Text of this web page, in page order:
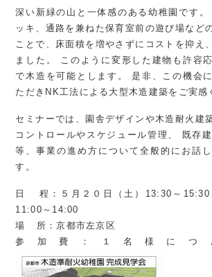
深い新緑の山と一体感のある幼稚園です。
ッキ、通路を兼ねた保育室前の遊び場など
ことで、床面積を増やさずにコストを抑え
ました。 このように変形した建物も許容
で木造を可能とします。
是非、この機会
ただきNK工法による大型木造建築をご実感
セミナーでは、園舎デザインや木造耐火建
コントロールやスケジュール管理、
既存
等、事業の進め方について全般的にお話
す。
日 程：５月２０日（土）13:30～
11:00～14:00
場 所：京都市左京区
参加費：１名様につ